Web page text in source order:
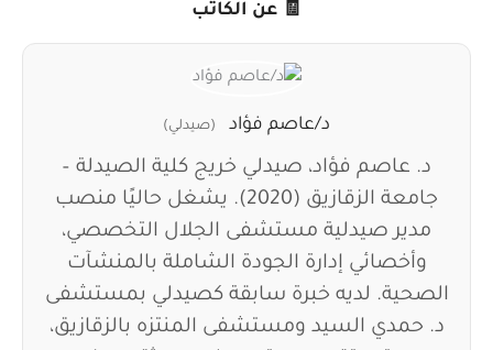
🧾 عن الكاتب
د/عاصم فؤاد (صيدلي)
د. عاصم فؤاد، صيدلي خريج كلية الصيدلة –
جامعة الزقازيق (2020). يشغل حاليًا منصب
مدير صيدلية مستشفى الجلال التخصصي،
وأخصائي إدارة الجودة الشاملة بالمنشآت
الصحية. لديه خبرة سابقة كصيدلي بمستشفى
د. حمدي السيد ومستشفى المنتزه بالزقازيق،